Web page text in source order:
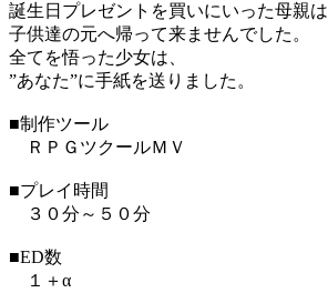
誕生日プレゼントを買いにいった母親は
子供達の元へ帰って来ませんでした。
全てを悟った少女は、
”あなた”に手紙を送りました。
■制作ツール
ＲＰＧツクールＭＶ
■プレイ時間
３０分～５０分
■ED数
１＋α